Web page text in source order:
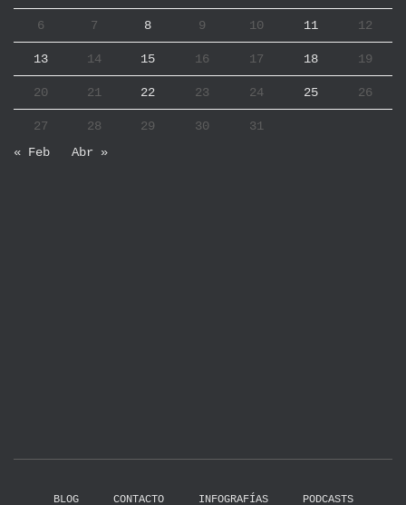
6 7 8 9 10 11 12
13 14 15 16 17 18 19
20 21 22 23 24 25 26
27 28 29 30
31
« Feb
Abr »
BLOG CONTACTO INFOGRAFÍAS PODCASTS